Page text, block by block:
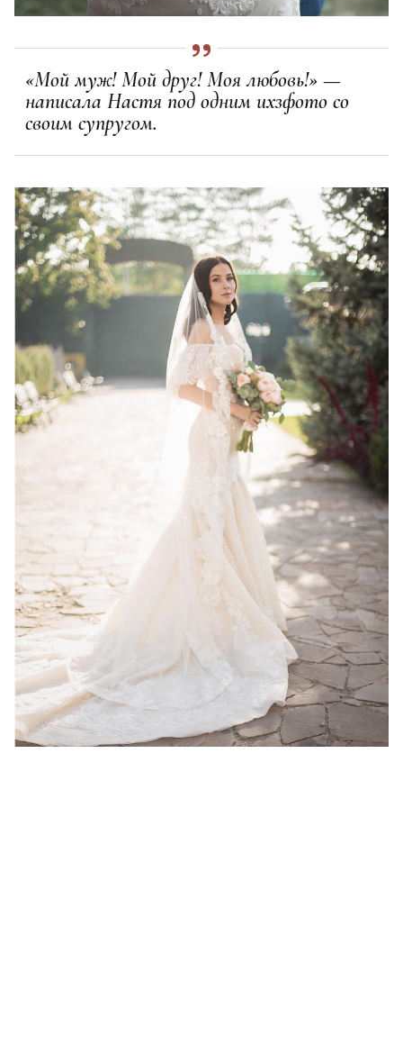
«Мой муж! Мой друг! Моя любовь!» —
написала Настя под одним ихзфото со
своим супругом.